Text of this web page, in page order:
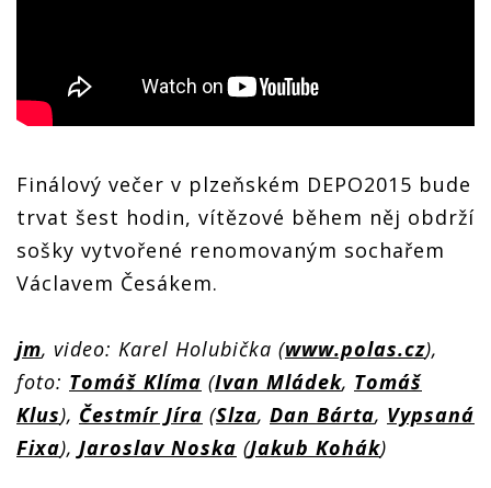
Finálový večer v plzeňském DEPO2015 bude
trvat šest hodin, vítězové během něj obdrží
sošky vytvořené renomovaným sochařem
Václavem Česákem.
jm, video: Karel Holubička (www.polas.cz),
foto: Tomáš Klíma (Ivan Mládek, Tomáš
Klus), Čestmír Jíra (Slza, Dan Bárta, Vypsaná
Fixa), Jaroslav Noska (Jakub Kohák)